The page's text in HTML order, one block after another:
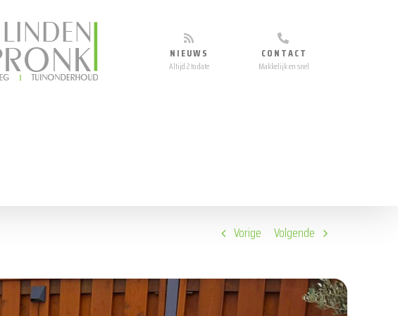
NIEUWS
Altijd 2 to date
CONTACT
Makkelijk en snel
Vorige Volgende